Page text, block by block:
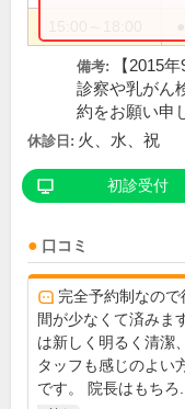
備考:
【2015
診察や乳がん
約をお願い申
休診日: 火、水、祝
初診受付
口コミ
完全予約制なので
間が少なくて済みま
は新しく明るく清潔
タッフも感じのよい
です。 院長はもちろ...